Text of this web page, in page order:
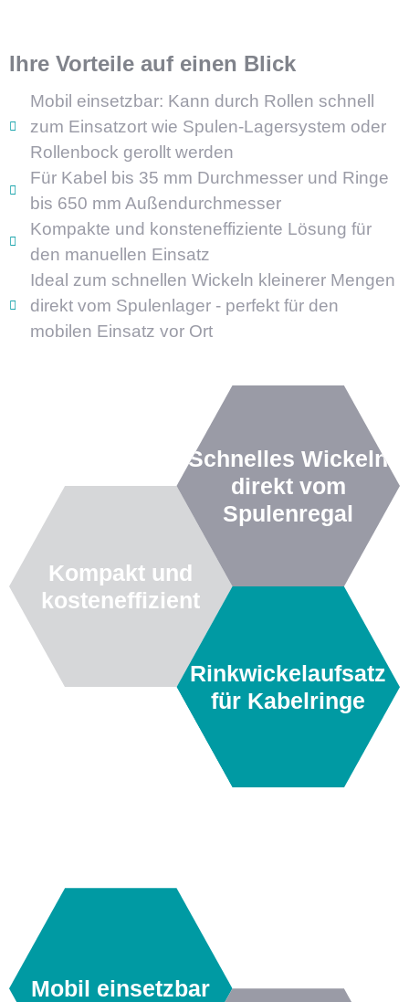
Ihre Vorteile auf einen Blick
Mobil einsetzbar: Kann durch Rollen schnell
zum Einsatzort wie Spulen-Lagersystem oder
Rollenbock gerollt werden
Für Kabel bis 35 mm Durchmesser und Ringe
bis 650 mm Außendurchmesser
Kompakte und konsteneffiziente Lösung für
den manuellen Einsatz
Ideal zum schnellen Wickeln kleinerer Mengen
direkt vom Spulenlager - perfekt für den
mobilen Einsatz vor Ort
Kompakt und
kosteneffizient
Schnelles Wickeln
direkt vom
Spulenregal
Rinkwickelaufsatz
für Kabelringe
Mobil einsetzbar